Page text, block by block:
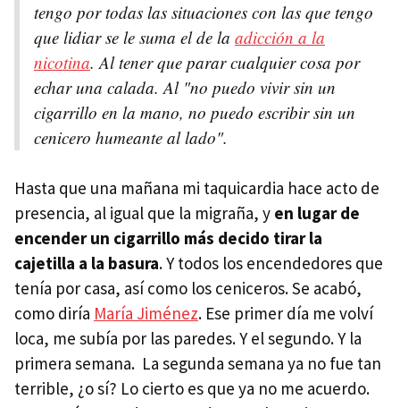
tengo por todas las situaciones con las que tengo
que lidiar se le suma el de la adicción a la
nicotina. Al tener que parar cualquier cosa por
echar una calada. Al "no puedo vivir sin un
cigarrillo en la mano, no puedo escribir sin un
cenicero humeante al lado".
Hasta que una mañana mi taquicardia hace acto de
presencia, al igual que la migraña, y en lugar de
encender un cigarrillo más decido tirar la
cajetilla a la basura. Y todos los encendedores que
tenía por casa, así como los ceniceros. Se acabó,
como diría María Jiménez. Ese primer día me volví
loca, me subía por las paredes. Y el segundo. Y la
primera semana. La segunda semana ya no fue tan
terrible, ¿o sí? Lo cierto es que ya no me acuerdo.